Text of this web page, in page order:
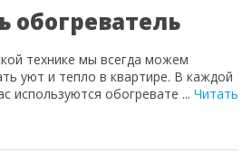
обогреватель
технике мы всегда можем
уют и тепло в квартире. В каждой
используются обогревате ... Читать